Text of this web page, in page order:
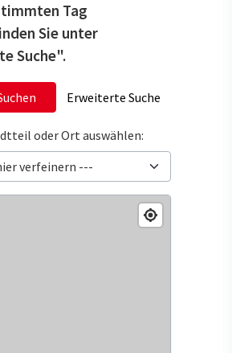
Tag
Sie unter
Suche".
Erweiterte Suche
oder Ort auswählen: